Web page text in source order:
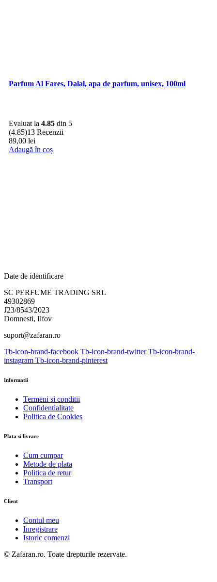
Parfum Al Fares, Dalal, apa de parfum, unisex, 100ml
Evaluat la 4.85 din 5
(4.85)13 Recenzii
89,00 lei
Adaugă în coș
Date de identificare
SC PERFUME TRADING SRL
49302869
J23/8543/2023
Domnesti, Ilfov
suport@zafaran.ro
Tb-icon-brand-facebook Tb-icon-brand-twitter Tb-icon-brand-
instagram Tb-icon-brand-pinterest
Informatii
Termeni si conditii
Confidentialitate
Politica de Cookies
Plata si livrare
Cum cumpar
Metode de plata
Politica de retur
Transport
Client
Contul meu
Inregistrare
Istoric comenzi
© Zafaran.ro. Toate drepturile rezervate.